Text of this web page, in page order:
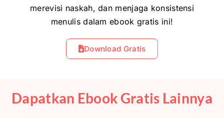
merevisi naskah, dan menjaga konsistensi
menulis dalam ebook gratis ini!
Download Gratis
Dapatkan Ebook Gratis Lainnya